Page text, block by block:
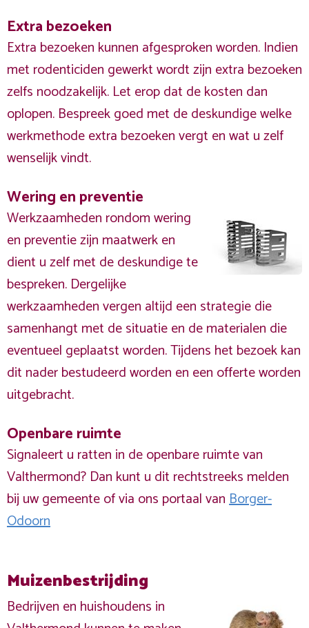
Extra bezoeken
Extra bezoeken kunnen afgesproken worden. Indien
met rodenticiden gewerkt wordt zijn extra bezoeken
zelfs noodzakelijk. Let erop dat de kosten dan
oplopen. Bespreek goed met de deskundige welke
werkmethode extra bezoeken vergt en wat u zelf
wenselijk vindt.
Wering en preventie
Werkzaamheden rondom wering
en preventie zijn maatwerk en
dient u zelf met de deskundige te
bespreken. Dergelijke
werkzaamheden vergen altijd een strategie die
samenhangt met de situatie en de materialen die
eventueel geplaatst worden. Tijdens het bezoek kan
dit nader bestudeerd worden en een offerte worden
uitgebracht.
Openbare ruimte
Signaleert u ratten in de openbare ruimte van
Valthermond? Dan kunt u dit rechtstreeks melden
bij uw gemeente of via ons portaal vanBorger-
Odoorn
Muizenbestrijding
Bedrijven en huishoudens in